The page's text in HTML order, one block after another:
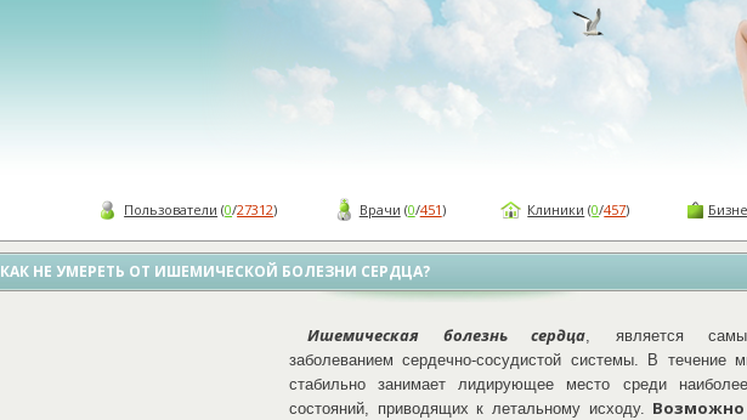
Пользователи (0/27312) Врачи (0/451) Клиники (0/457)
КАК НЕ УМЕРЕТЬ ОТ ИШЕМИЧЕСКОЙ БОЛЕЗНИ СЕРДЦА?
Ишемическая болезнь сердца, является
заболеванием сердечно-сосудистой системы. В течение
стабильно занимает лидирующее место среди
состояний, приводящих к летальному исходу. Возможно